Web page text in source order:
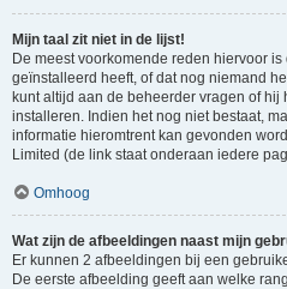
Mijn taal zit niet in de lijst!
De meest voorkomende reden hiervoor
geïnstalleerd heeft, of dat nog niemand
kunt altijd aan de beheerder vragen of hij
installeren. Indien het nog niet bestaat,
informatie hieromtrent kan gevonden
Limited (de link staat onderaan iedere
Omhoog
Wat zijn de afbeeldingen naast mijn
Er kunnen 2 afbeeldingen bij een
De eerste afbeelding geeft aan welke